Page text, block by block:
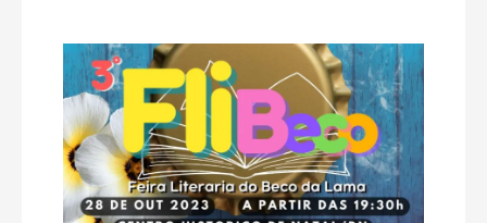
chega
ao
Rio
Grande
do
Norte